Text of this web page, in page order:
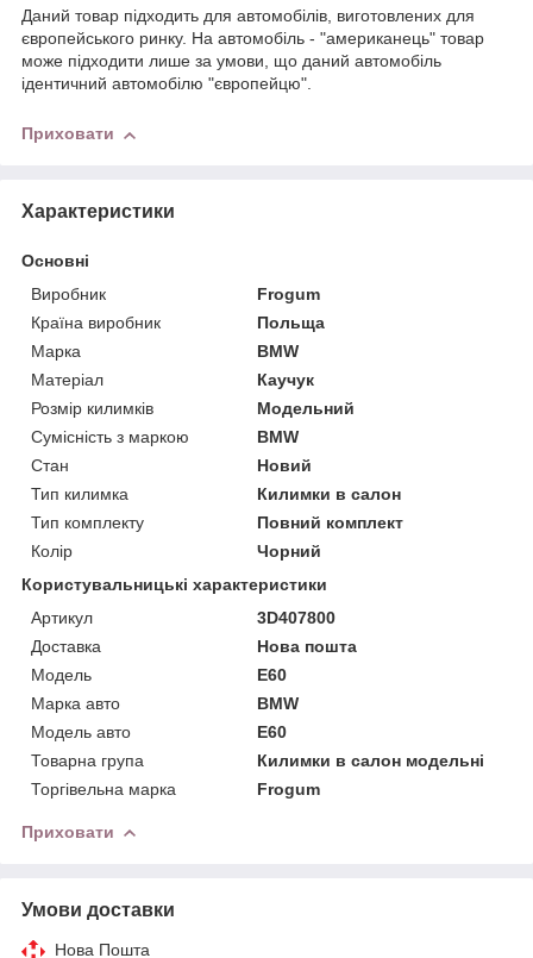
Даний товар підходить для автомобілів, виготовлених для
європейського ринку. На автомобіль - "американець" товар
може підходити лише за умови, що даний автомобіль
ідентичний автомобілю "європейцю".
Приховати
Характеристики
Основні
Виробник
Frogum
Країна виробник
Польща
Марка
BMW
Матеріал
Каучук
Розмір килимків
Модельний
Сумісність з маркою
BMW
Стан
Новий
Тип килимка
Килимки в салон
Тип комплекту
Повний комплект
Колір
Чорний
Користувальницькі характеристики
Артикул
3D407800
Доставка
Нова пошта
Мoдель
E60
Марка авто
BMW
Модель авто
E60
Товарна група
Килимки в салон модельні
Торгівельна марка
Frogum
Приховати
Умови доставки
Нова Пошта